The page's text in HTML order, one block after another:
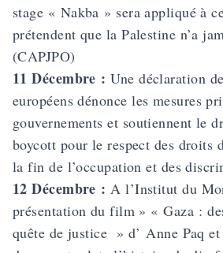
stage « Nakba » sera appliqué à
prétendent que la Palestine n’a
(CAPJPO)
11 Décembre : Une déclaration
européens dénonce les mesures
gouvernements et soutiennent le
boycott pour le respect des droits
la fin de l’occupation et des
12 Décembre : A l’Institut du
présentation du film » « Gaza :
quête de justice » d’ Anne Paq